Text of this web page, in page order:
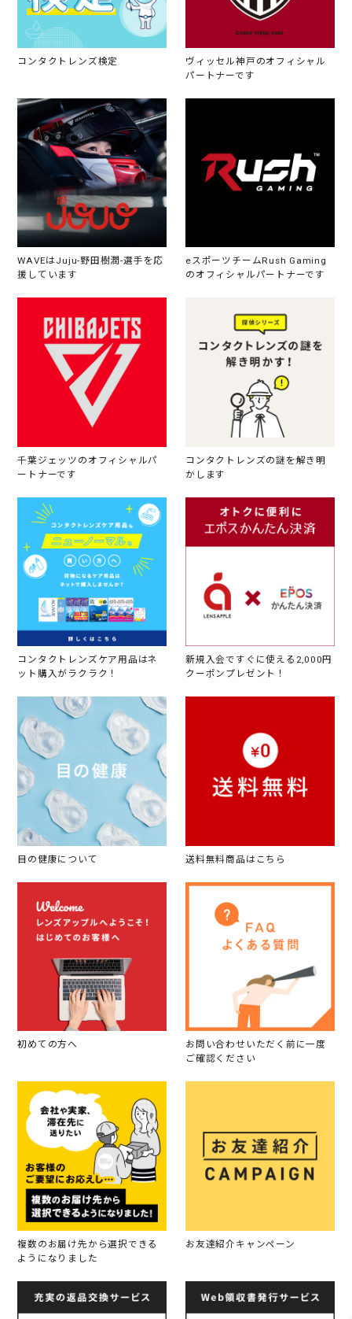
コンタクトレンズ検定
ヴィッセル神戸のオフィシャル
パートナーです
WAVEはJuju-野田樹潤-選手を応
援しています
eスポーツチームRush Gaming
のオフィシャルパートナーです
千葉ジェッツのオフィシャルパ
ートナーです
コンタクトレンズの謎を解き明
かします
コンタクトレンズケア用品はネ
ット購入がラクラク！
新規入会ですぐに使える2,000円
クーポンプレゼント！
目の健康について 送料無料商品はこちら
初めての方へ
お問い合わせいただく前に一度
ご確認ください
複数のお届け先から選択できる
ようになりました
お友達紹介キャンペーン